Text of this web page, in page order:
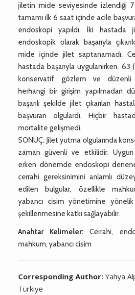
jiletin mide seviyesinde izlendiği 7
tamamı ilk 6 saat içinde acile
endoskopi yapıldı. İki hastada
endoskopik olarak başarıyla
mide içinde jilet saptanamadı.
hastada başarıyla uygulanırken,
konservatif gözlem ve düzenli
herhangi bir girişim yapılmadan
başarılı şekilde jilet çıkarılan
başvuran olgulardı. Hiçbir
mortalite gelişmedi.
SONUÇ: Jilet yutma olgularında
zaman güvenli ve etkilidir.
erken dönemde endoskopi
cerrahi gereksinimini anlamlı
edilen bulgular, özellikle
yabancı cisim yönetimine yönelik
şekillenmesine katkı sağlayabilir.
Anahtar Kelimeler: Cerrahi,
mahkum, yabancı cisim
Corresponding Author:Yahya
Türkiye